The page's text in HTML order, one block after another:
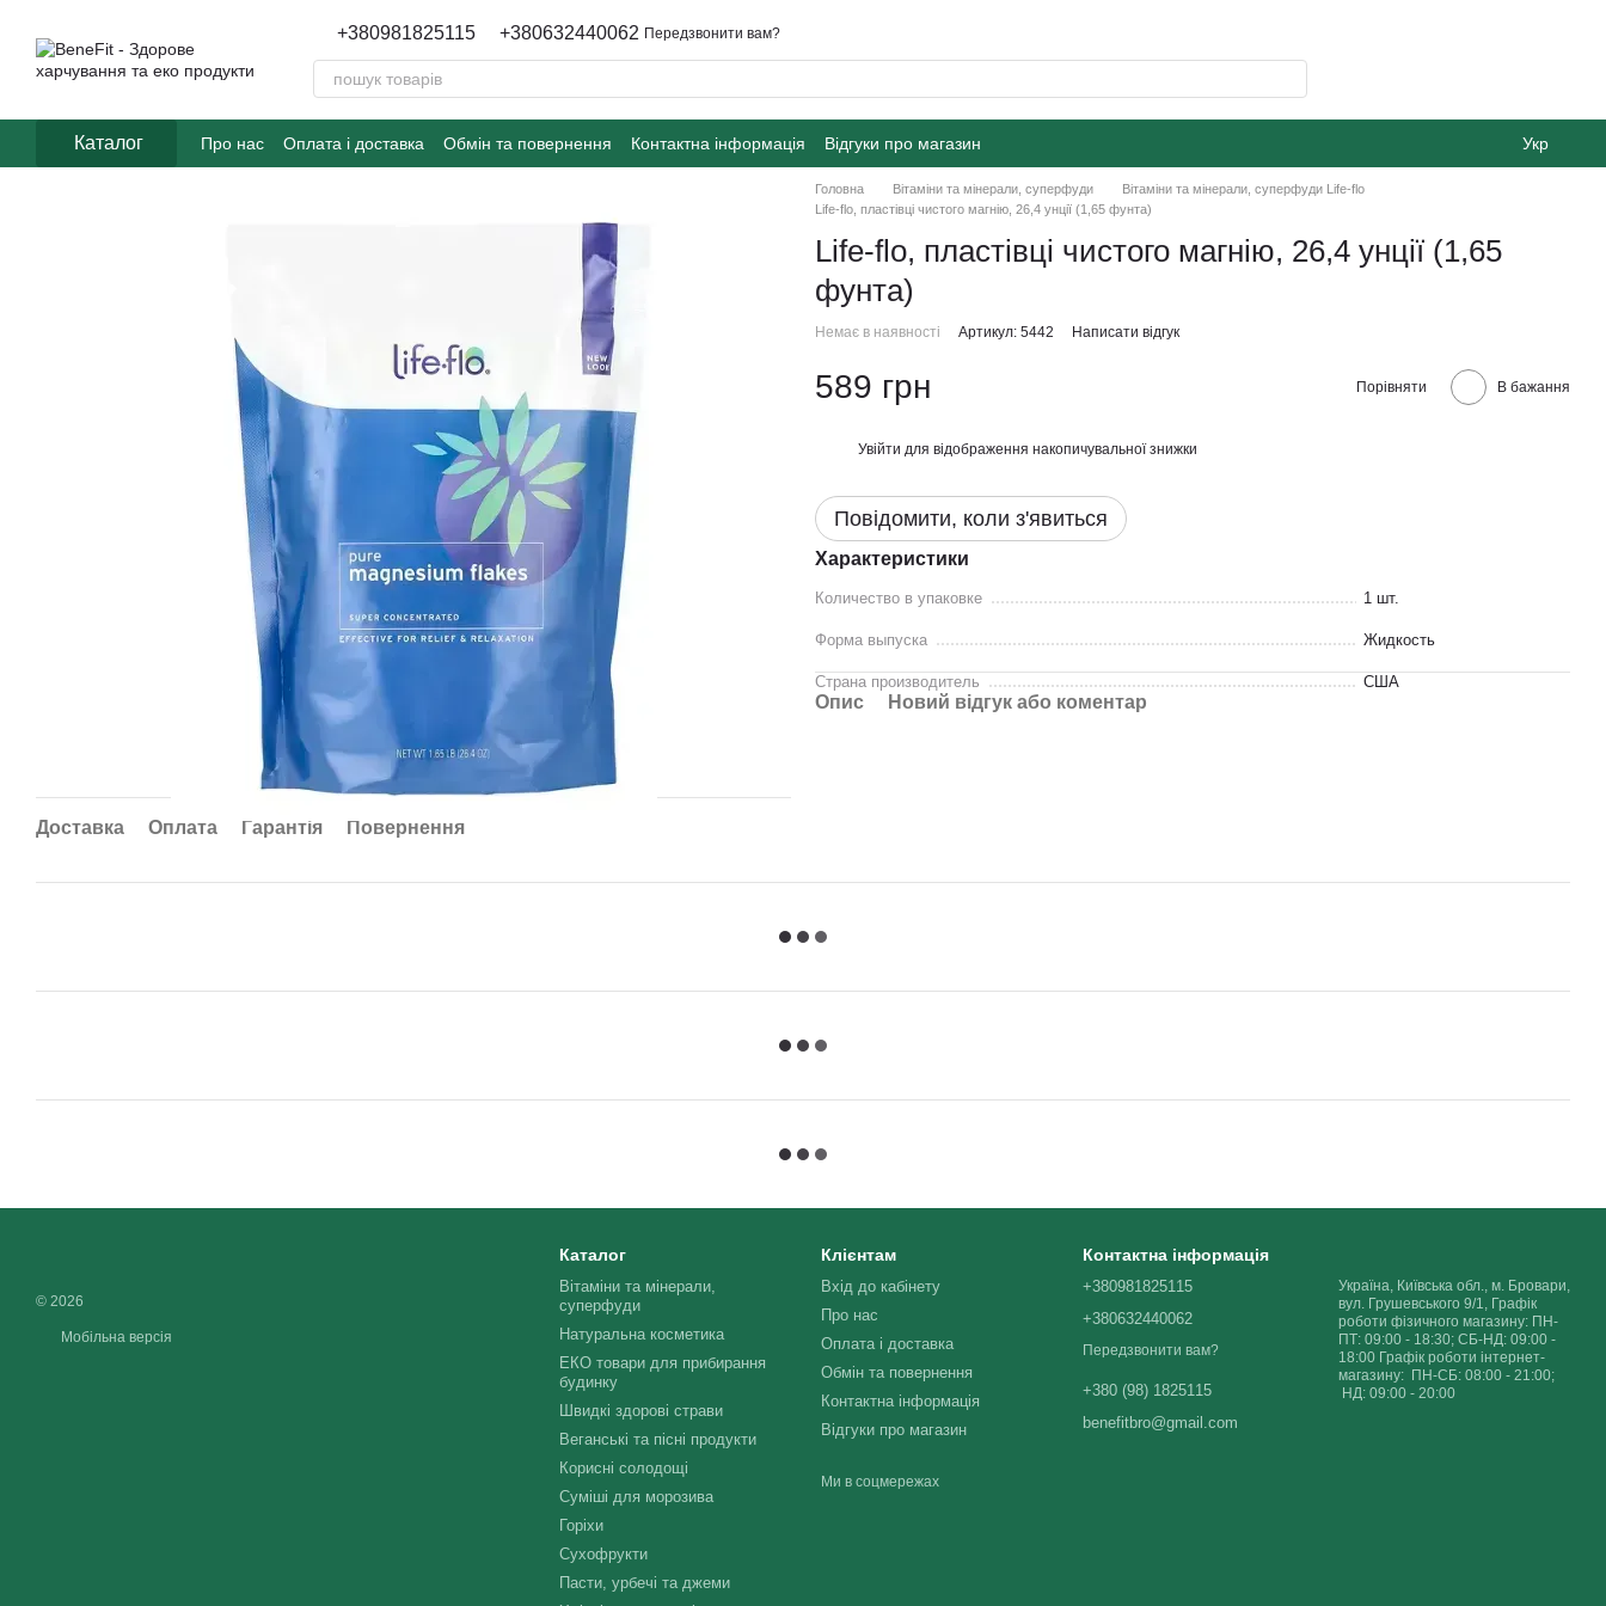
+380981825115 +380632440062 Передзвонити вам?
Каталог Про нас Оплата і доставка Обмін та повернення Контактна інформація Відгуки про магазин Укр
Доставка Оплата Гарантія Повернення
Головна Вітаміни та мінерали, суперфуди
Вітаміни та мінерали, суперфуди Life-flo
Life-flo, пластівці чистого магнію, 26,4 унції (1,65 фунта)
Life-flo, пластівці чистого магнію, 26,4 унції (1,65
фунта)
Немає в наявності Артикул: 5442 Написати відгук
589 грн Порівняти В бажання
Увійти для відображення накопичувальної знижки
Повідомити, коли з'явиться
Характеристики
Количество в упаковке 1 шт.
Форма выпуска Жидкость
Страна производитель США
Опис Новий відгук або коментар
© 2026
Мобільна версія
Каталог
Вітаміни та мінерали,
суперфуди
Натуральна косметика
ЕКО товари для прибирання
будинку
Швидкі здорові страви
Веганські та пісні продукти
Корисні солодощі
Суміші для морозива
Горіхи
Сухофрукти
Пасти, урбечі та джеми
Клієнтам
Вхід до кабінету
Про нас
Оплата і доставка
Обмін та повернення
Контактна інформація
Відгуки про магазин
Ми в соцмережах
Контактна інформація
+380981825115
+380632440062
Передзвонити вам?
+380 (98) 1825115
benefitbro@gmail.com
Україна, Київська обл., м. Бровари,
вул. Грушевського 9/1, Графік
роботи фізичного магазину: ПН-
ПТ: 09:00 - 18:30; СБ-НД: 09:00 -
18:00 Графік роботи інтернет-
магазину: ПН-СБ: 08:00 - 21:00;
НД: 09:00 - 20:00